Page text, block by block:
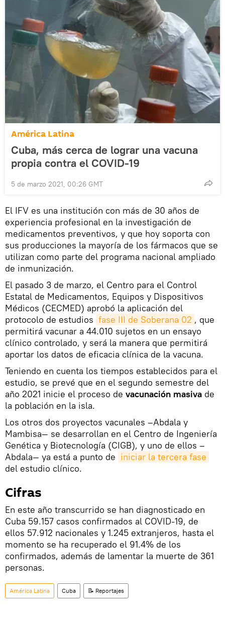
América Latina
Cuba, más cerca de lograr una vacuna
propia contra el COVID-19
5 de marzo 2021, 00:26 GMT
El IFV es una institución con más de 30 años de
experiencia profesional en la investigación de
medicamentos preventivos, y que hoy soporta con
sus producciones la mayoría de los fármacos que se
utilizan como parte del programa nacional ampliado
de inmunización.
El pasado 3 de marzo, el Centro para el Control
Estatal de Medicamentos, Equipos y Dispositivos
Médicos (CECMED) aprobó la aplicación del
protocolo de estudios fase III de Soberana 02 , que
permitirá vacunar a 44.010 sujetos en un ensayo
clínico controlado, y será la manera que permitirá
aportar los datos de eficacia clínica de la vacuna.
Teniendo en cuenta los tiempos establecidos para el
estudio, se prevé que en el segundo semestre del
año 2021 inicie el proceso de vacunación masiva de
la población en la isla.
Los otros dos proyectos vacunales –Abdala y
Mambisa— se desarrollan en el Centro de Ingeniería
Genética y Biotecnología (CIGB), y uno de ellos –
Abdala— ya está a punto de iniciar la tercera fase
del estudio clínico.
Cifras
En este año transcurrido se han diagnosticado en
Cuba 59.157 casos confirmados al COVID-19, de
ellos 57.912 nacionales y 1.245 extranjeros, hasta el
momento se ha recuperado el 91.4% de los
confirmados, además de lamentar la muerte de 361
personas.
América Latina Cuba 📝 Reportajes